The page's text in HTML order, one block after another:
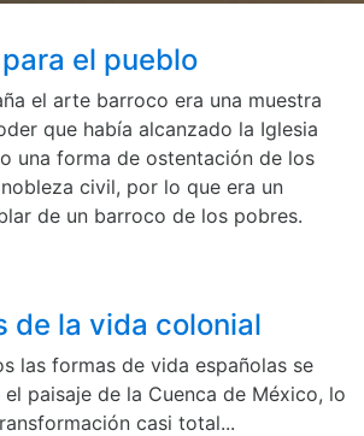
el pueblo
el arte barroco era una muestra
que había alcanzado la Iglesia
una forma de ostentación de los
civil, por lo que era un
de un barroco de los pobres.
de la vida colonial
las formas de vida españolas se
paisaje de la Cuenca de México, lo
casi total...